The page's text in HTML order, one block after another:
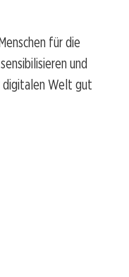
für die
und
digitalen Welt gut